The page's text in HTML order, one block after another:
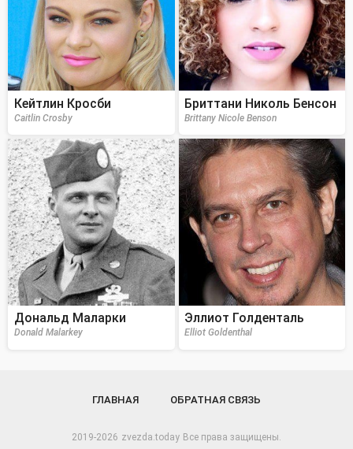
Кейтлин Кросби
Caitlin Crosby
Бриттани Николь Бенсон
Brittany Nicole Benson
Дональд Маларки
Donald Malarkey
Эллиот Голденталь
Elliot Goldenthal
ГЛАВНАЯ ОБРАТНАЯ СВЯЗЬ
2019-2026 zvezda.today Все права защищены.